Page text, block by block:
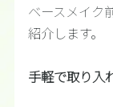
ベースメイク
紹介します。
手軽で取り入